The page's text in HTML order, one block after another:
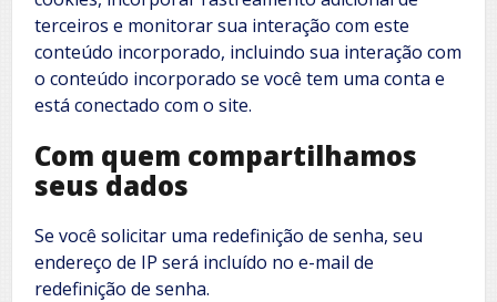
terceiros e monitorar sua interação com este
conteúdo incorporado, incluindo sua interação com
o conteúdo incorporado se você tem uma conta e
está conectado com o site.
Com quem compartilhamos
seus dados
Se você solicitar uma redefinição de senha, seu
endereço de IP será incluído no e-mail de
redefinição de senha.